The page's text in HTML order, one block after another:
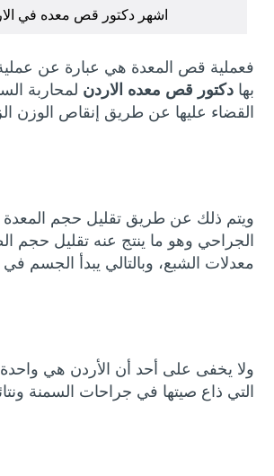
اشهر دكتور قص معده في
فعملية قص المعدة هي عبارة عن
بهادكتور قص معده الاردن لمحاربة
القضاء عليها عن طريق إنقاص الوزن
ويتم ذلك عن طريق تقليل حجم المعدة
الجراحي وهو ما ينتج عنه تقليل حجم
معدلات الشبع، وبالتالي يبدأ الجسم
ولا يخفى على أحد أن الأردن هي
التي ذاع صيتها في جراحات السمنة